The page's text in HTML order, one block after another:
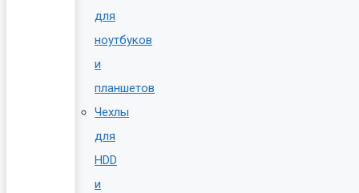
для
ноутбуков
и
планшетов
Чехлы
для
HDD
и